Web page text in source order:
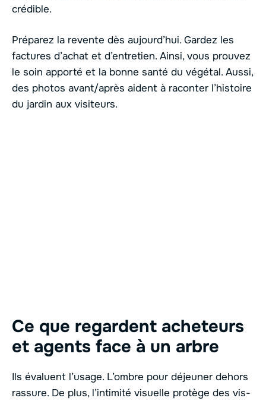
crédible.
Préparez la revente dès aujourd’hui. Gardez les
factures d’achat et d’entretien. Ainsi, vous prouvez
le soin apporté et la bonne santé du végétal. Aussi,
des photos avant/après aident à raconter l’histoire
du jardin aux visiteurs.
Ce que regardent acheteurs
et agents face à un arbre
Ils évaluent l’usage. L’ombre pour déjeuner dehors
rassure. De plus, l’intimité visuelle protège des vis-